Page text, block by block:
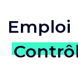
Emploi